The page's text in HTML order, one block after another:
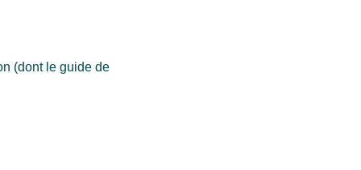
(dont le guide de